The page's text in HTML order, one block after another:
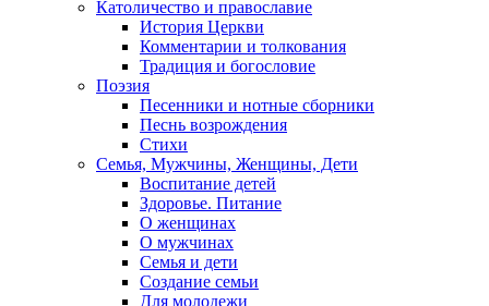
Католичество и православие
История Церкви
Комментарии и толкования
Традиция и богословие
Поэзия
Песенники и нотные сборники
Песнь возрождения
Стихи
Семья, Мужчины, Женщины, Дети
Воспитание детей
Здоровье. Питание
О женщинах
О мужчинах
Семья и дети
Создание семьи
Для молодежи